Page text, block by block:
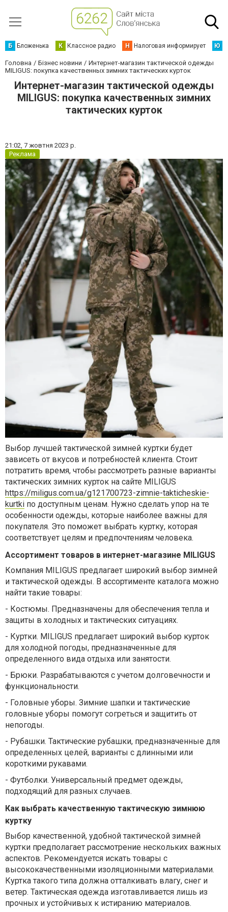
Б Бложенька К Классное радио Н Налоговая информирует Ю
Головна Бізнес новини
Интернет-магазин тактической одежды
MILIGUS: покупка качественных зимних тактических курток
Интернет-магазин тактической одежды
MILIGUS: покупка качественных зимних
тактических курток
21:02, 7 жовтня 2023 р.
Реклама
Выбор лучшей тактической зимней куртки будет
зависеть от вкусов и потребностей клиента. Стоит
потратить время, чтобы рассмотреть разные варианты
тактических зимних курток на сайте MILIGUS
https://miligus.com.ua/g121700723-zimnie-takticheskie-
kurtki по доступным ценам. Нужно сделать упор на те
особенности одежды, которые наиболее важны для
покупателя. Это поможет выбрать куртку, которая
соответствует целям и предпочтениям человека.
Ассортимент товаров в интернет-магазине MILIGUS
Компания MILIGUS предлагает широкий выбор зимней
и тактической одежды. В ассортименте каталога можно
найти такие товары:
- Костюмы. Предназначены для обеспечения тепла и
защиты в холодных и тактических ситуациях.
- Куртки. MILIGUS предлагает широкий выбор курток
для холодной погоды, предназначенные для
определенного вида отдыха или занятости.
- Брюки. Разрабатываются с учетом долговечности и
функциональности.
- Головные уборы. Зимние шапки и тактические
головные уборы помогут согреться и защитить от
непогоды.
- Рубашки. Тактические рубашки, предназначенные для
определенных целей, варианты с длинными или
короткими рукавами.
- Футболки. Универсальный предмет одежды,
подходящий для разных случаев.
Как выбрать качественную тактическую зимнюю
куртку
Выбор качественной, удобной тактической зимней
куртки предполагает рассмотрение нескольких важных
аспектов. Рекомендуется искать товары с
высококачественными изоляционными материалами.
Куртка такого типа должна отталкивать влагу, снег и
ветер. Тактическая одежда изготавливается лишь из
прочных и устойчивых к истиранию материалов.